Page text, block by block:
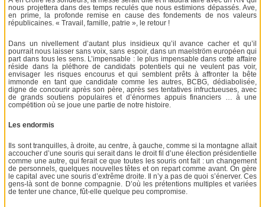
nous projettera dans des temps reculés que nous estimions dépassés. Ave,
en prime, la profonde remise en cause des fondements de nos valeurs
républicaines. « Travail, famille, patrie », le retour !
Dans un nivellement d’autant plus insidieux qu’il avance cacher et qu’il
pourrait nous laisser sans voix, sans espoir, dans un maelström européen qui
part dans tous les sens. L’impensable : le plus impensable dans cette affaire
réside dans la pléthore de candidats potentiels qui ne veulent pas voir,
envisager les risques encourus et qui semblent prêts à affronter la bête
immonde en tant que candidate comme les autres, BCBG, dédiabolisée,
digne de concourir après son père, après ses tentatives infructueuses, avec
de grands soutiens populaires et d’énormes appuis financiers … à une
compétition où se joue une partie de notre histoire.
Les endormis
Ils sont tranquilles, à droite, au centre, à gauche, comme si la montagne allait
accoucher d’une souris qui serait dans le droit fil d’une élection présidentielle
comme une autre, qui ferait ce que toutes les souris ont fait : un changement
de personnels, quelques nouvelles têtes et on repart comme avant. On gère
le capital avec une souris d’extrême droite. Il n’y a pas de quoi s’énerver. Ces
gens-là sont de bonne compagnie. D’où les prétentions multiples et variées
de tenter une chance, fût-elle quelque peu compromise.